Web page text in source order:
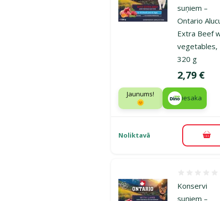
suņiem –
Ontario
Extra Beef
vegetables,
320 g
Cena
2,79 €
Jaunums!
🌞
iesaka
Noliktavā
Konservi
suņiem –